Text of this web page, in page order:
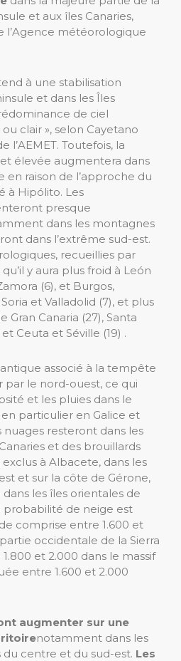
et aux îles Canaries,
l’Agence météorologique
à une stabilisation
et dans les Îles
de ciel
clair », selon Cayetano
l’AEMET. Toutefois, la
élevée augmentera dans
en raison de l’approche du
à Hipólito. Les
presque
dans les montagnes
dans l’extrême sud-est.
recueillies par
y aura plus froid à León
(6), et Burgos,
et Valladolid (7), et plus
Gran Canaria (27), Santa
Ceuta et Séville (19) .
associé à la tempête
par le nord-ouest, ce qui
et les pluies dans le
particulier en Galice et
nuages ​​resteront dans les
et des brouillards
à Albacete, dans les
et sur la côte de Gérone,
les îles orientales de
probabilité de neige est
comprise entre 1.600 et
occidentale de la Sierra
et 2.000 dans le massif
entre 1.600 et 2.000
augmenter sur une
notamment dans les
centre et du sud-est. Les